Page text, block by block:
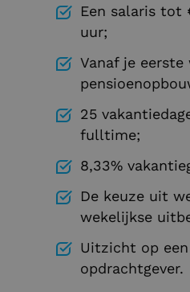
Een salaris tot
uur;
Vanaf je eerste
25
fulltime;
8,33%
De keuze uit
wekelijkse
Uitzicht op
opdrachtgever.